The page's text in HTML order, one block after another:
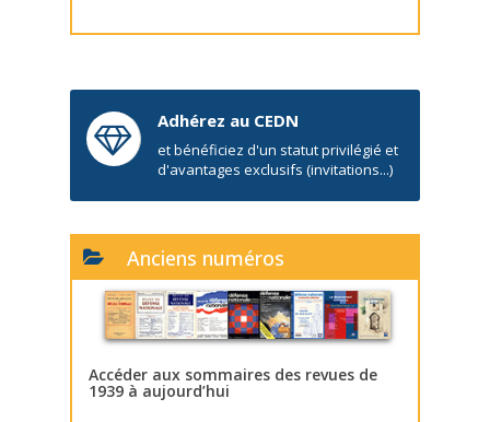
Adhérez au CEDN
et bénéficiez d'un statut privilégié et
d'avantages exclusifs (invitations...)
Anciens numéros
Accéder aux sommaires des revues de
1939 à aujourd’hui